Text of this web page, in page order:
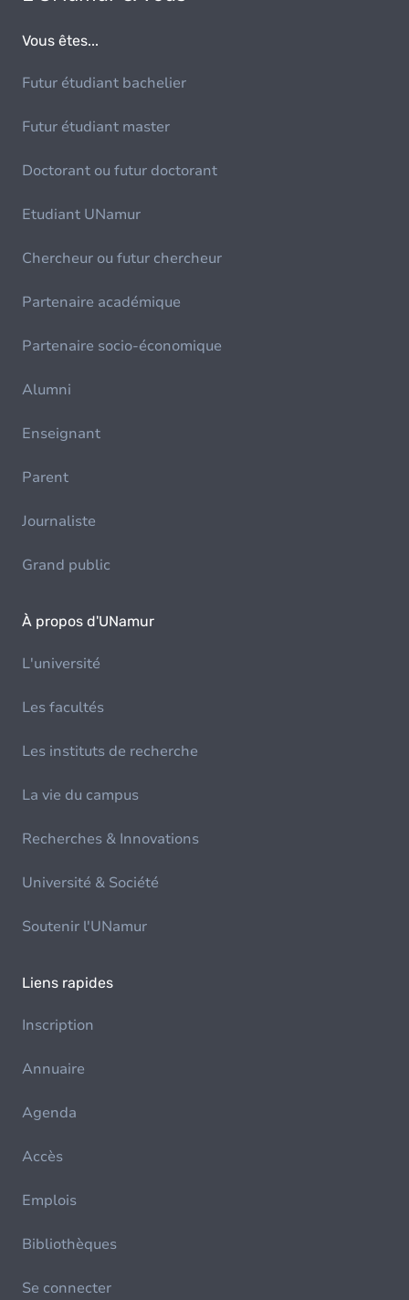
Vous êtes...
Futur étudiant bachelier
Futur étudiant master
Doctorant ou futur doctorant
Etudiant UNamur
Chercheur ou futur chercheur
Partenaire académique
Partenaire socio-économique
Alumni
Enseignant
Parent
Journaliste
Grand public
À propos d'UNamur
L'université
Les facultés
Les instituts de recherche
La vie du campus
Recherches & Innovations
Université & Société
Soutenir l'UNamur
Liens rapides
Inscription
Annuaire
Agenda
Accès
Emplois
Bibliothèques
Se connecter